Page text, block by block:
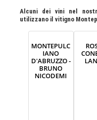
Alcuni dei vini nel
utilizzano il vitigno
MONTEPULC
IANO
D'ABRUZZO -
BRUNO
NICODEMI